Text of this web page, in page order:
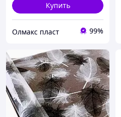
Купить
Олмакс пласт 99%